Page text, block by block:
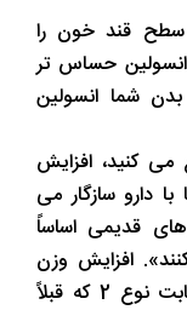
قند خون را
حساس تر
شما انسولین
می کنید، افزایش
دارو سازگار می
قدیمی اساساً
افزایش وزن
می تواند به ویژه برای افراد مبتلا به دیابت نوع 2 که قبلاً